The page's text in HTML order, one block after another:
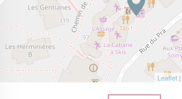
Leaflet |